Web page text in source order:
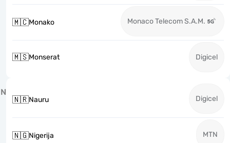
🇲🇨Monako Monaco Telecom S.A.M.
🇲🇸Monserat Digicel
N
🇳🇷Nauru Digicel
🇳🇬Nigerija MTN